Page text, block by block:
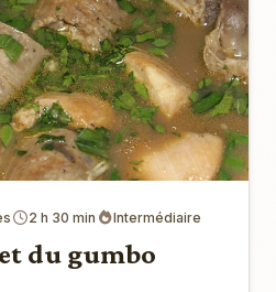
2 h 30 min Intermédiaire
du gumbo